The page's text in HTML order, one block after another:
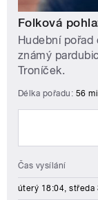
Folková
Hudební
známý
Troníček.
Délka pořadu: 56
Čas vysílání
úterý 18:04, středa